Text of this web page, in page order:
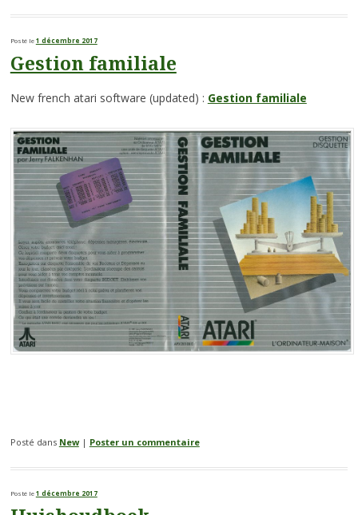
Posté le1 décembre 2017
Gestion familiale
New french atari software (updated) : Gestion familiale
Posté dans New | Poster un commentaire
Posté le1 décembre 2017